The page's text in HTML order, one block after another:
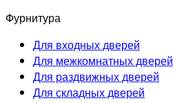
Фурнитура
Для входных дверей
Для межкомнатных дверей
Для раздвижных дверей
Для складных дверей